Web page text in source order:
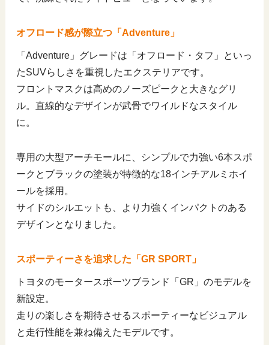
オフロード感が際立つ「Adventure」
「Adventure」グレードは「オフロード・タフ」といっ
たSUVらしさを重視したエクステリアです。
フロントマスクは高めのノーズピークと大きなグリ
ル。直線的なデザインが武骨でワイルドなスタイル
に。
専用の大型アーチモールに、シンプルで力強い6本スポ
ークとブラックの塗装が特徴的な18インチアルミホイ
ールを採用。
サイドのシルエットも、より力強くインパクトのある
デザインとなりました。
スポーティーさを追求した「GR SPORT」
トヨタのモータースポーツブランド「GR」のモデルを
新設定。
走りの楽しさを期待させるスポーティーなビジュアル
と走行性能を兼ね備えたモデルです。